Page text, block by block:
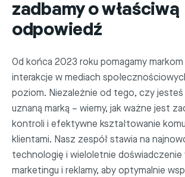
zadbamy o właściwą
odpowiedź
Od końca 2023 roku pomagamy
interakcje w mediach
poziom. Niezależnie od tego, czy
uznaną marką – wiemy, jak ważne jest
kontroli i efektywne kształtowanie
klientami. Nasz zespół stawia na
technologię i wieloletnie doświadczenie
marketingu i reklamy, aby optymalnie